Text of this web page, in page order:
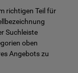
richtigen Teil für
Suchleiste
oben
Angebots zu